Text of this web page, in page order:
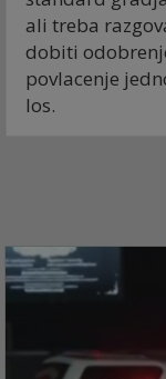
ali treba
dobiti
povlacenje
los.